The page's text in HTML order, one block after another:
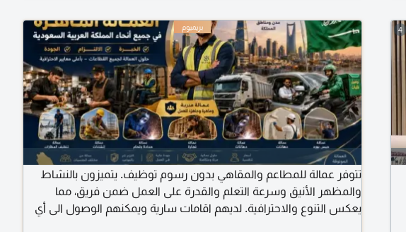
4
تتوفر عمالة للمطاعم والمقاهي بدون رسوم توظيف. يتميزون بالنشاط
والمظهر الأنيق وسرعة التعلم والقدرة على العمل ضمن فريق، مما
يعكس التنوع والاحترافية. لديهم اقامات سارية ويمكنهم الوصول الى أي